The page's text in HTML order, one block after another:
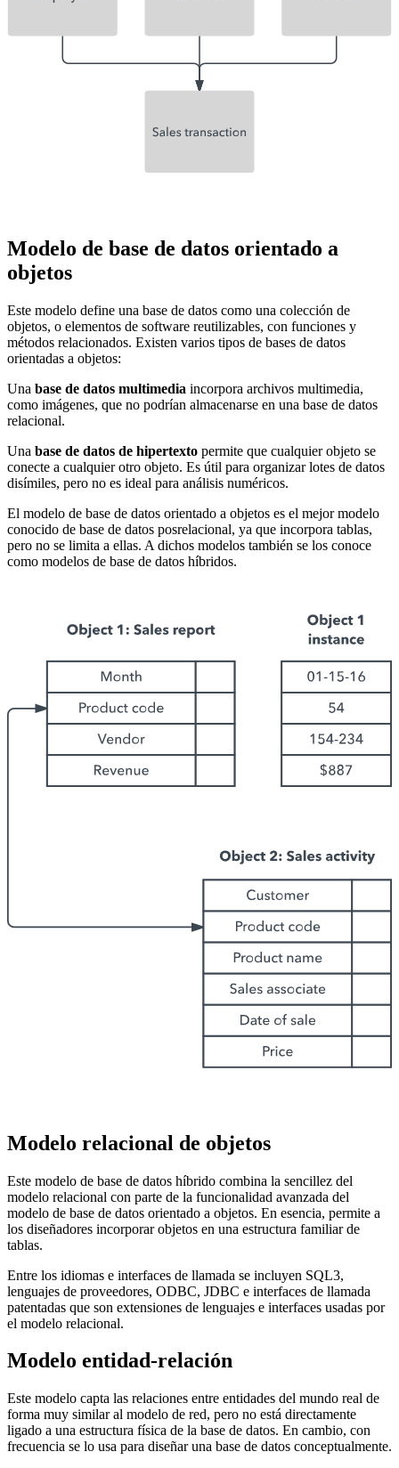
Modelo de base de datos orientado a
objetos
Este modelo define una base de datos como una colección de
objetos, o elementos de software reutilizables, con funciones y
métodos relacionados. Existen varios tipos de bases de datos
orientadas a objetos:
Una base de datos multimedia incorpora archivos multimedia,
como imágenes, que no podrían almacenarse en una base de datos
relacional.
Una base de datos de hipertexto permite que cualquier objeto se
conecte a cualquier otro objeto. Es útil para organizar lotes de datos
disímiles, pero no es ideal para análisis numéricos.
El modelo de base de datos orientado a objetos es el mejor modelo
conocido de base de datos posrelacional, ya que incorpora tablas,
pero no se limita a ellas. A dichos modelos también se los conoce
como modelos de base de datos híbridos.
Modelo relacional de objetos
Este modelo de base de datos híbrido combina la sencillez del
modelo relacional con parte de la funcionalidad avanzada del
modelo de base de datos orientado a objetos. En esencia, permite a
los diseñadores incorporar objetos en una estructura familiar de
tablas.
Entre los idiomas e interfaces de llamada se incluyen SQL3,
lenguajes de proveedores, ODBC, JDBC e interfaces de llamada
patentadas que son extensiones de lenguajes e interfaces usadas por
el modelo relacional.
Modelo entidad-relación
Este modelo capta las relaciones entre entidades del mundo real de
forma muy similar al modelo de red, pero no está directamente
ligado a una estructura física de la base de datos. En cambio, con
frecuencia se lo usa para diseñar una base de datos conceptualmente.